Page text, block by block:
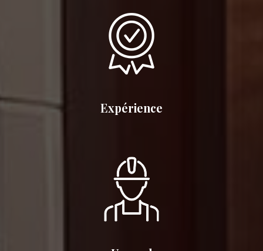
Expérience